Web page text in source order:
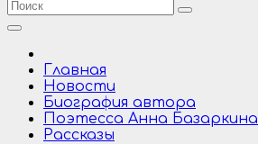
Главная
Новости
Биография автора
Поэтесса Анна Базаркина
Рассказы